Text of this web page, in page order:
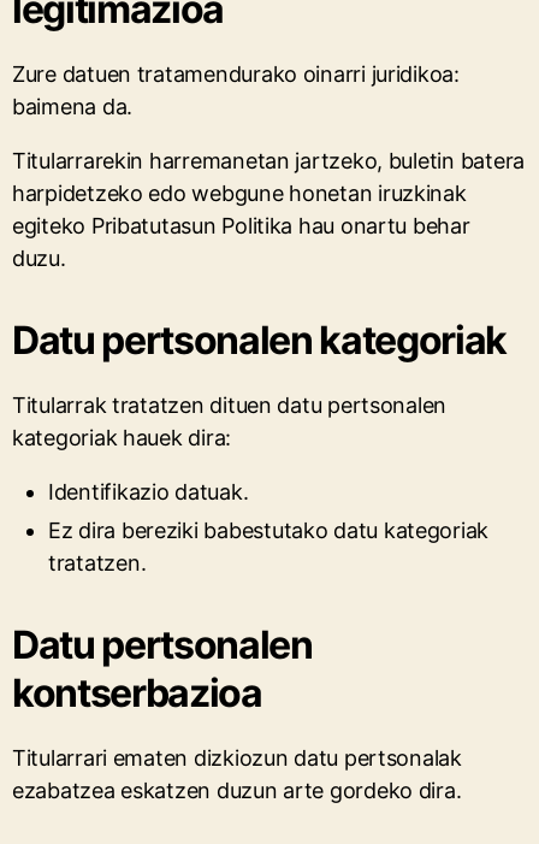
Zure datuen tratamendurako oinarri juridikoa:
baimena da.
Titularrarekin harremanetan jartzeko, buletin batera
harpidetzeko edo webgune honetan iruzkinak
egiteko Pribatutasun Politika hau onartu behar
duzu.
Datu pertsonalen kategoriak
Titularrak tratatzen dituen datu pertsonalen
kategoriak hauek dira:
Identifikazio datuak.
Ez dira bereziki babestutako datu kategoriak
tratatzen.
Datu pertsonalen
kontserbazioa
Titularrari ematen dizkiozun datu pertsonalak
ezabatzea eskatzen duzun arte gordeko dira.